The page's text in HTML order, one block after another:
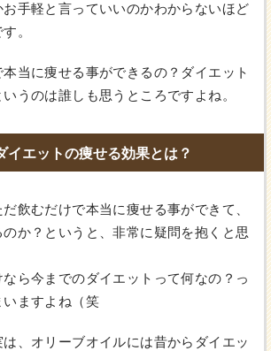
お手軽と言っていいのかわからないほど
。
当に痩せる事ができるの？ダイエット
うのは誰しも思うところですよね。
イエットの痩せる効果とは？
飲むだけで本当に痩せる事ができて、
か？というと、非常に疑問を抱くと思
ら今までのダイエットって何なの？っ
ますよね（笑
は、オリーブオイルには昔からダイエッ